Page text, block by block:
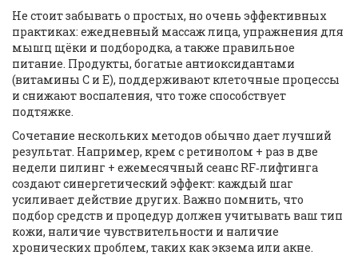
Не стоит забывать о простых, но очень эффективных
практиках: ежедневный массаж лица, упражнения для
мышц щёки и подбородка, а также правильное
питание. Продукты, богатые антиоксидантами
(витамины С и Е), поддерживают клеточные процессы
и снижают воспаления, что тоже способствует
подтяжке.
Сочетание нескольких методов обычно дает лучший
результат. Например, крем с ретинолом + раз в две
недели пилинг + ежемесячный сеанс RF‑лифтинга
создают синергетический эффект: каждый шаг
усиливает действие других. Важно помнить, что
подбор средств и процедур должен учитывать ваш тип
кожи, наличие чувствительности и наличие
хронических проблем, таких как экзема или акне.